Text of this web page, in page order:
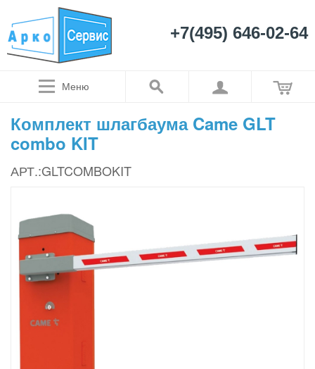
+7(495) 646-02-64
Меню
Комплект шлагбаума Came GLT
combo KIT
АРТ.:GLTCOMBOKIT